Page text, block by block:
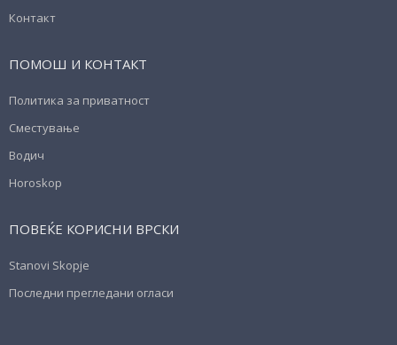
Контакт
ПОМОШ И КОНТАКТ
Политика за приватност
Сместување
Водич
Horoskop
ПОВЕЌЕ КОРИСНИ ВРСКИ
Stanovi Skopje
Последни прегледани огласи